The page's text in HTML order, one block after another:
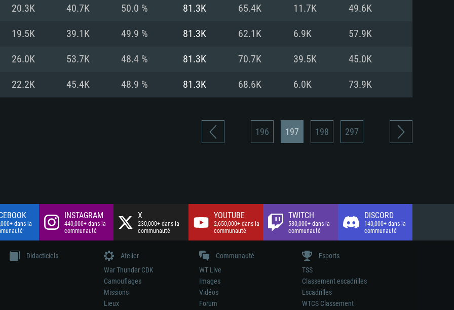
Connection: Connexion Internet à haut débit
Disque dur: 75.9 Go (client complet)
Connection: Connexion Internet à haut débit
Disque dur: 62,2 Go (client complet)
haut débit
Disque dur: 60,2 Go (client complet)
20.3K 40.7K 50.0 % 81.3K 65.4K 11.7K 49.6K
19.5K 39.1K 49.9 % 81.3K 62.1K 6.9K 57.9K
26.0K 53.7K 48.4 % 81.3K 70.7K 39.5K 45.0K
22.2K 45.4K 48.9 % 81.3K 68.6K 6.0K 73.9K
196 197 198 297
dans la
INSTAGRAM
440,000+ dans la
communauté
X
230,000+ dans la
communauté
YOUTUBE
2,650,000+ dans la
communauté
TWITCH
530,000+ dans la
communauté
DISCORD
140,000+ dans la
communauté
Didacticiels
Atelier
War Thunder CDK
Camouflages
Missions
Lieux
Communauté
WT Live
Images
Vidéos
Forum
Esports
TSS
Classement escadrilles
Escadrilles
WTCS Classement